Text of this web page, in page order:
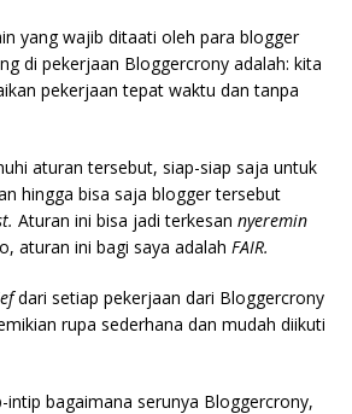
yang wajib ditaati oleh para blogger
di pekerjaan Bloggercrony adalah: kita
pekerjaan tepat waktu dan tanpa
aturan tersebut, siap-siap saja untuk
hingga bisa saja blogger tersebut
Aturan ini bisa jadi terkesan nyeremin
aturan ini bagi saya adalah FAIR.
dari setiap pekerjaan dari Bloggercrony
rupa sederhana dan mudah diikuti
intip bagaimana serunya Bloggercrony,